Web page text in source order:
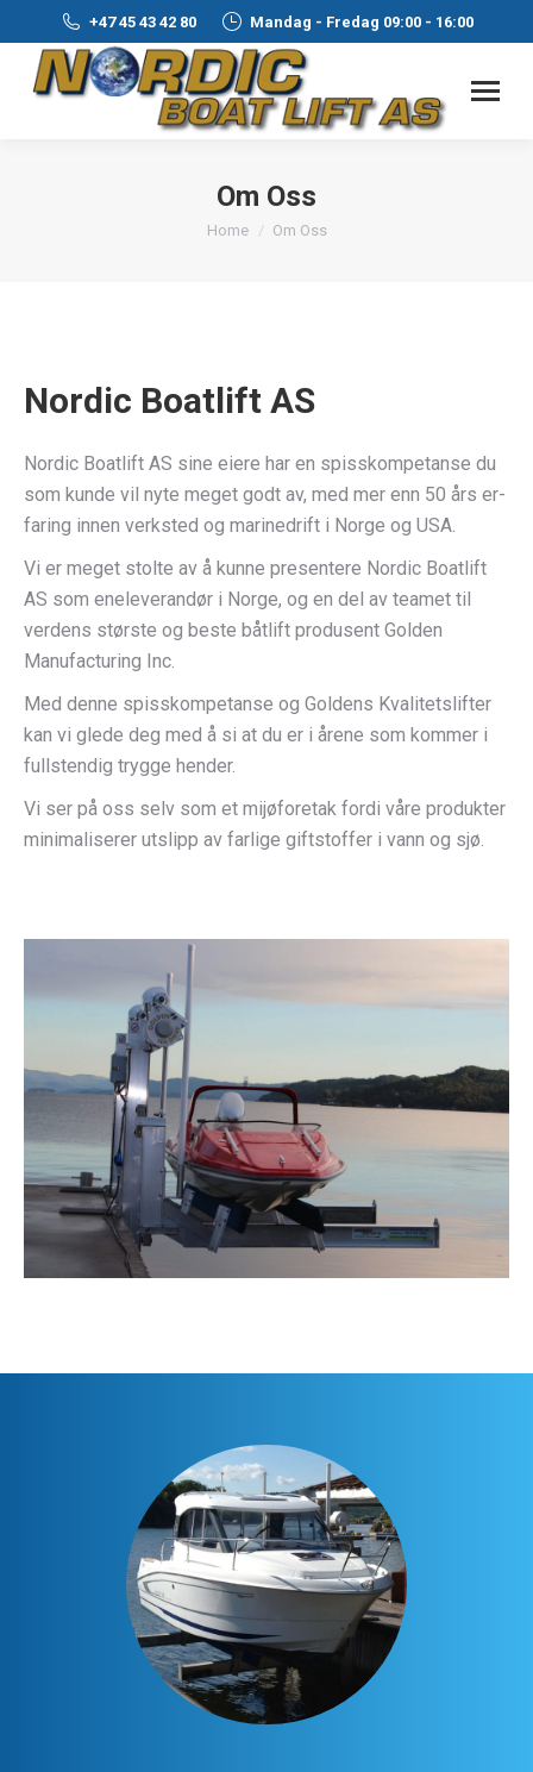
+47 45 43 42 80 Mandag - Fredag 09:00 - 16:00
Om Oss
You are here:
Home Om Oss
Nordic Boatlift AS
Nordic Boatlift AS sine eiere har en spisskompetanse du
som kunde vil nyte meget godt av, med mer enn 50 års er­
faring innen verksted og marinedrift i Norge og USA.
Vi er meget stolte av å kunne presentere Nordic Boatlift
AS som eneleverandør i Norge, og en del av teamet til
verdens største og beste båtlift produsent Golden
Manufacturing Inc.
Med denne spisskompetanse og Goldens Kvalitetslifter
kan vi glede deg med å si at du er i årene som kommer i
fullstendig trygge hender.
Vi ser på oss selv som et mijøforetak fordi våre produkter
minimaliserer utslipp av farlige giftstoffer i vann og sjø.